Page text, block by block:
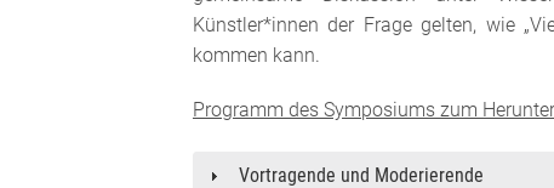
Künstler*innen der Frage gelten, wie
kommen kann.
Programm des Symposiums zum
Vortragende und Moderierende